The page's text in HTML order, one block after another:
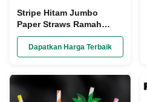
Stripe Hitam Jumbo
Paper Straws Ramah
Lingkungan dan Bisa
Dibuang untuk Minum
Bubble Tea
Dapatkan Harga Terbaik